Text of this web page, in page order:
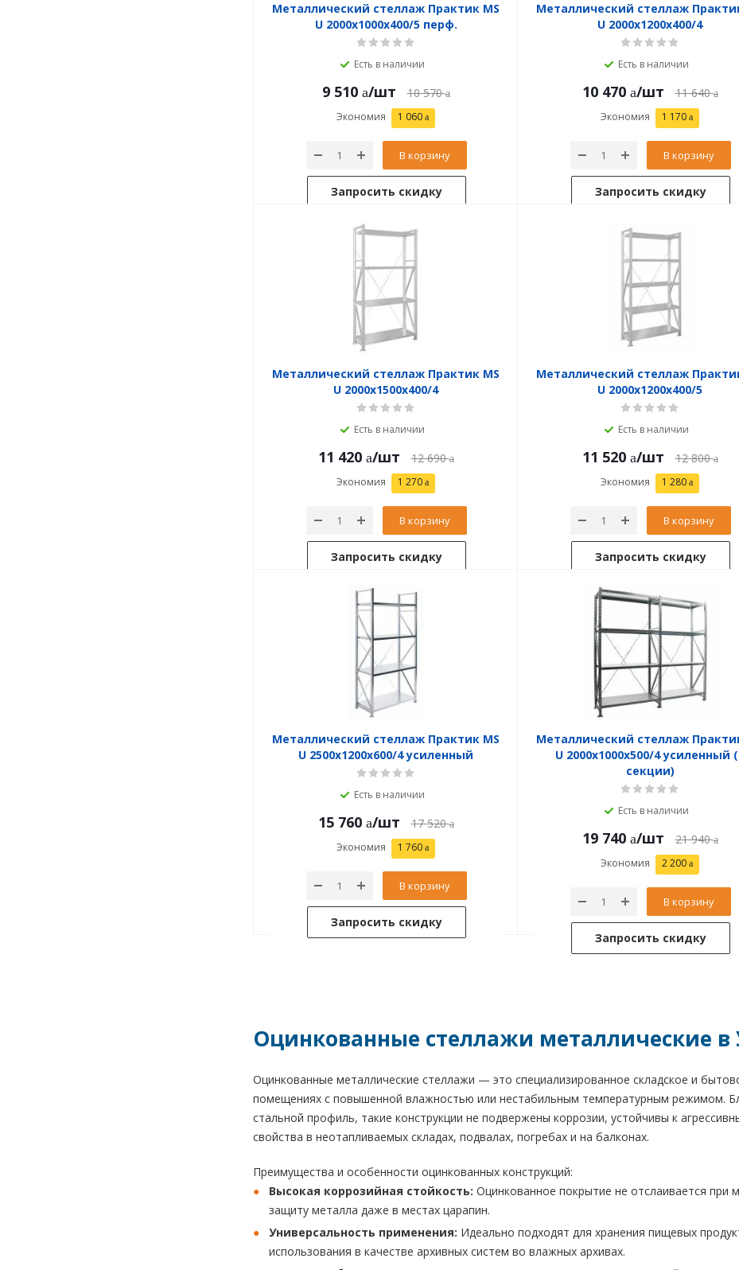
Металлический стеллаж Практик MS
U 2000x1000x400/5 перф.
Есть в наличии
9 510 /шт 10 570
Экономия 1 060
В корзину
Запросить скидку
Металлический стеллаж
U 2000x1200x400/4
Есть в наличии
10 470 /шт 11 640
Экономия 1 170
В корзину
Запросить скидку
Металлический стеллаж Практик MS
U 2000x1500x400/4
Есть в наличии
11 420 /шт 12 690
Экономия 1 270
В корзину
Запросить скидку
Металлический стеллаж
U 2000x1200x400/5
Есть в наличии
11 520 /шт 12 800
Экономия 1 280
В корзину
Запросить скидку
Металлический стеллаж Практик MS
U 2500x1200x600/4 усиленный
Есть в наличии
15 760 /шт 17 520
Экономия 1 760
В корзину
Запросить скидку
Металлический стеллаж
U 2000x1000x500/4 усиленный
секции)
Есть в наличии
19 740 /шт 21 940
Экономия 2 200
В корзину
Запросить скидку
Оцинкованные стеллажи металлические в
Оцинкованные металлические стеллажи — это специализированное складское и
помещениях с повышенной влажностью или нестабильным температурным режимом.
стальной профиль, такие конструкции не подвержены коррозии, устойчивы к
свойства в неотапливаемых складах, подвалах, погребах и на балконах.
Преимущества и особенности оцинкованных конструкций:
Высокая коррозийная стойкость: Оцинкованное покрытие не отслаивается при
защиту металла даже в местах царапин.
Универсальность применения: Идеально подходят для хранения пищевых
использования в качестве архивных систем во влажных архивах.